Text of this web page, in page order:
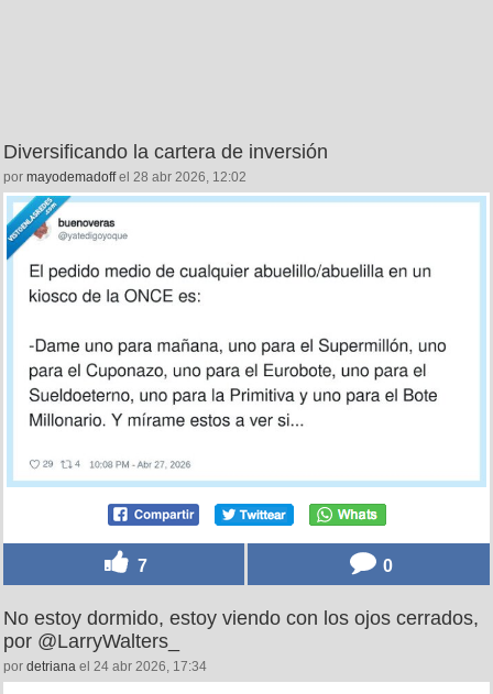
Diversificando la cartera de inversión
por mayodemadoffel 28 abr 2026, 12:02
7 0
No estoy dormido, estoy viendo con los ojos cerrados,
por @LarryWalters_
por detriana el 24 abr 2026, 17:34